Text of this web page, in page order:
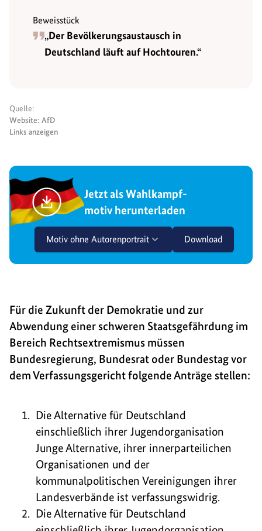
Beweisstück
„Der Bevöl­kerungsaustausch in
Deutschland läuft auf Hochtouren.“
Quelle:
Website: AfD
Links anzeigen
Jetzt als Wahlkampf-
motiv herunterladen
Motiv ohne Autorenportrait Download
Für die Zukunft der Demokratie und zur
Abwendung einer schweren Staatsgefährdung im
Bereich Rechtsextremismus müssen
Bundesregierung, Bundesrat oder Bundestag vor
dem Verfassungsgericht folgende Anträge stellen:
Die Alternative für Deutschland
einschließlich ihrer Jugendorganisation
Junge Alternative, ihrer innerparteilichen
Organisationen und der
kommunalpolitischen Vereinigungen ihrer
Landesverbände ist verfassungswidrig.
Die Alternative für Deutschland